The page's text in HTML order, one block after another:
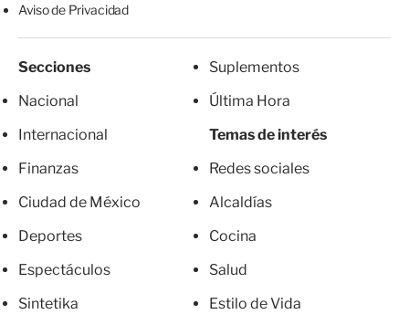
Aviso de Privacidad
Secciones
Nacional
Internacional
Finanzas
Ciudad de México
Deportes
Espectáculos
Sintetika
Suplementos
Última Hora
Temas de interés
Redes sociales
Alcaldías
Cocina
Salud
Estilo de Vida